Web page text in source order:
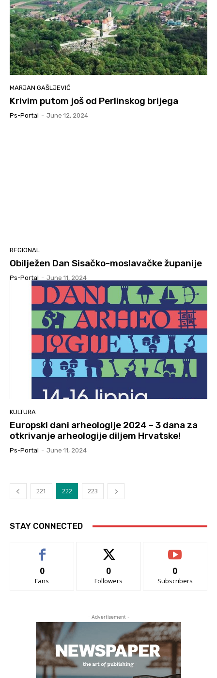
MARJAN GAŠLJEVIĆ
Krivim putom još od Perlinskog brijega
Ps-Portal - June 12, 2024
REGIONAL
Obilježen Dan Sisačko-moslavačke županije
Ps-Portal - June 11, 2024
KULTURA
Europski dani arheologije 2024 – 3 dana za
otkrivanje arheologije diljem Hrvatske!
Ps-Portal - June 11, 2024
221 222 223
STAY CONNECTED
0
Fans
0
Followers
0
Subscribers
- Advertisement -